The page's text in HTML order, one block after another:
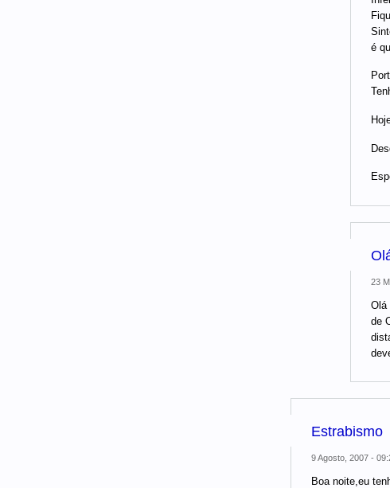
é
23
Olá
de
Estrabismo
9 Agosto, 2007 -
Boa noite,eu